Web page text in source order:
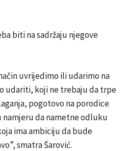
biti na sadržaju njegove
uvrijedimo ili udarimo na
udariti, koji ne trebaju da trpe
pogotovo na porodice
namjeru da nametne odluku
ima ambiciju da bude
smatra Šarović.